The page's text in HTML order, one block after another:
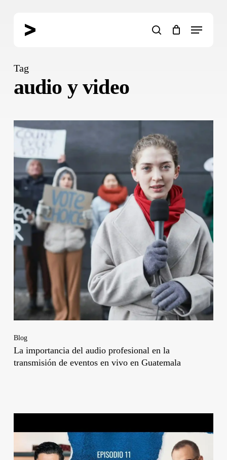
search
Menu
Tag
audio y video
Blog
La importancia del audio profesional en la
transmisión de eventos en vivo en Guatemala